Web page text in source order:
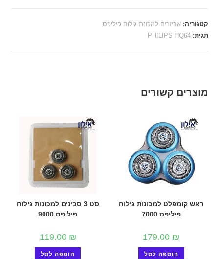
קטגוריה:אביזרים למכונת גילוח פיליפס
תגית:PHILIPS HQ64
מוצרים קשורים
ראש קומפלט למכונות גילוח
פיליפס 7000
179.00 ₪
הוספה לסל
סט 3 סכינים למכונות גילוח
פיליפס 9000
119.00 ₪
הוספה לסל